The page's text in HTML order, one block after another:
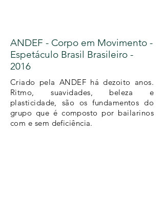
ANDEF - Corpo em Movimento -
Espetáculo Brasil Brasileiro -
2016
Criado pela ANDEF há dezoito anos.
Ritmo, suavidades, beleza e
plasticidade, são os fundamentos do
grupo que é composto por bailarinos
com e sem deficiência.